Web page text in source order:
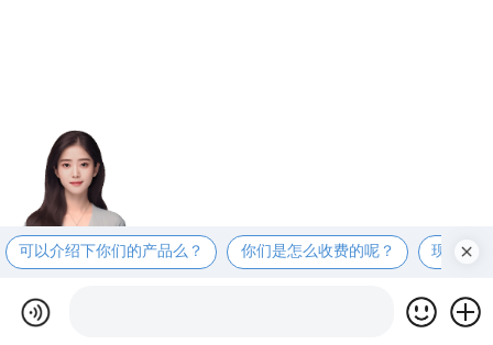
可以介绍下你们的产品么？ 你们是怎么收费的呢？ 现在有